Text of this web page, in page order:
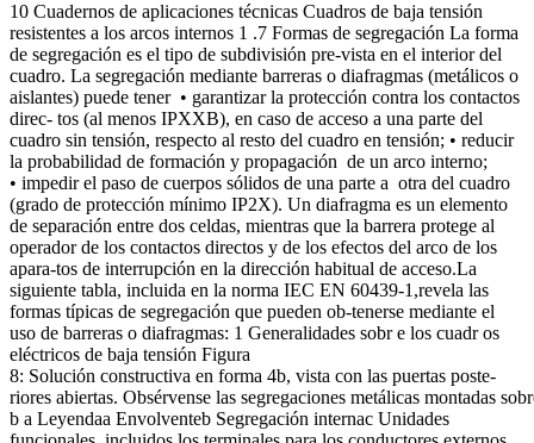
10 Cuadernos de aplicaciones técnicas Cuadros de baja tensión
resistentes a los arcos internos 1 .7 Formas de segregación La forma
de segregación es el tipo de subdivisión pre-vista en el interior del
cuadro. La segregación mediante barreras o diafragmas (metálicos o
aislantes) puede tener • garantizar la protección contra los contactos
direc- tos (al menos IPXXB), en caso de acceso a una parte del
cuadro sin tensión, respecto al resto del cuadro en tensión; • reducir
la probabilidad de formación y propagación de un arco interno;
• impedir el paso de cuerpos sólidos de una parte a otra del cuadro
(grado de protección mínimo IP2X). Un diafragma es un elemento
de separación entre dos celdas, mientras que la barrera protege al
operador de los contactos directos y de los efectos del arco de los
apara-tos de interrupción en la dirección habitual de acceso.La
siguiente tabla, incluida en la norma IEC EN 60439-1,revela las
formas típicas de segregación que pueden ob-tenerse mediante el
uso de barreras o diafragmas: 1 Generalidades sobr e los cuadr os
eléctricos de baja tensión Figura
8: Solución constructiva en forma 4b, vista con las puertas poste-
riores abiertas. Obsérvense las segregaciones metálicas montadas
b a Leyendaa Envolventeb Segregación internac Unidades